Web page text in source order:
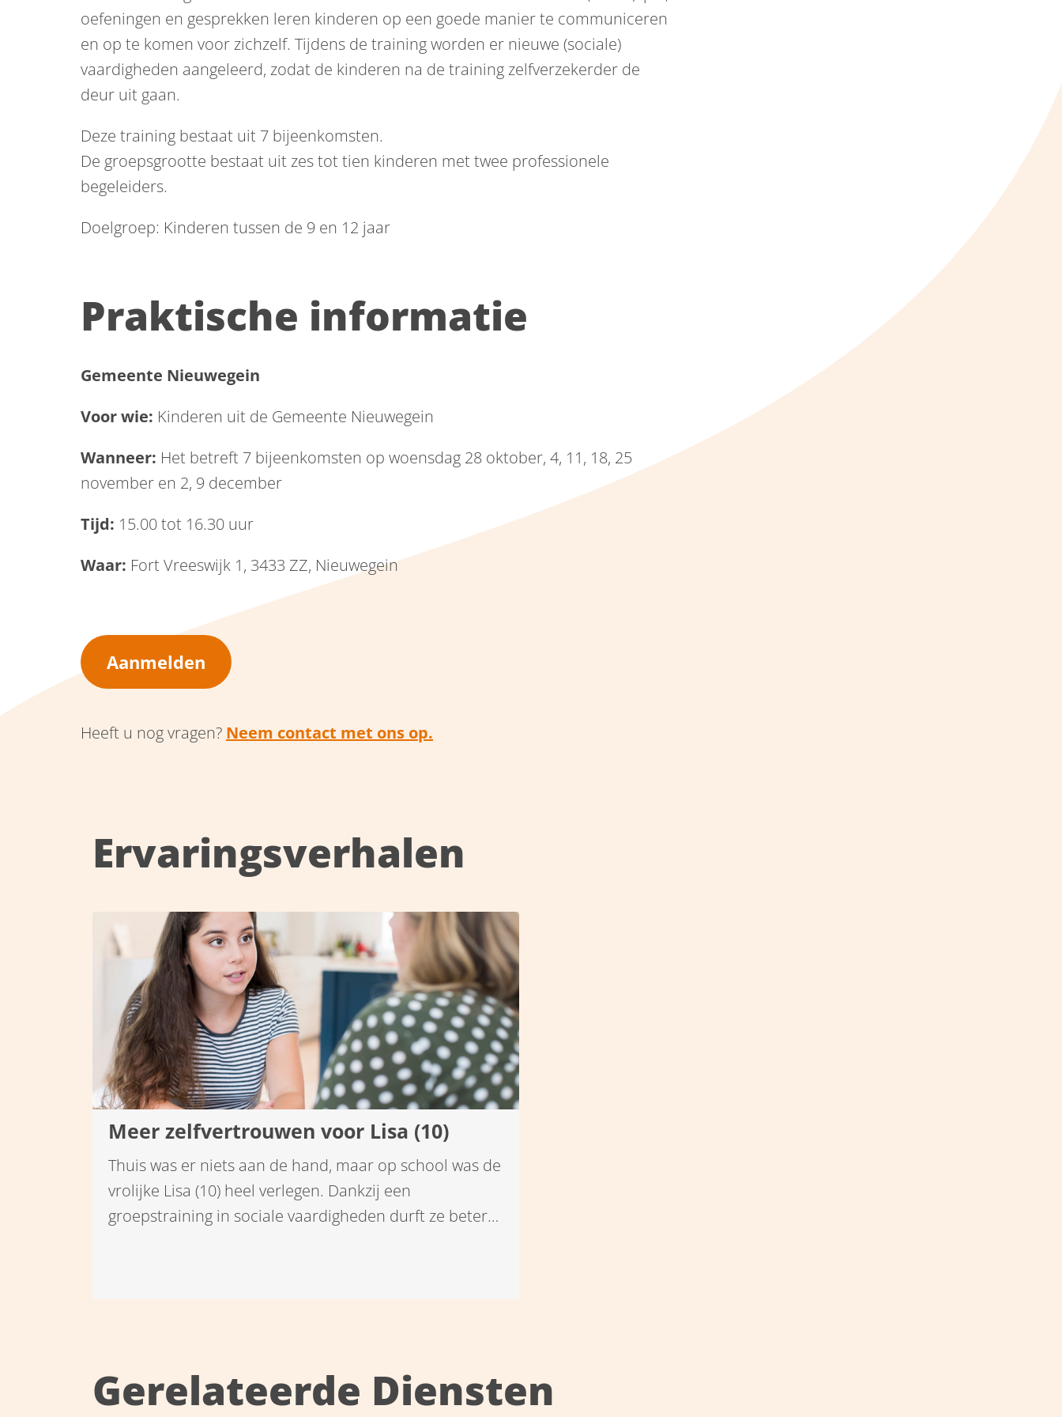
oefeningen en gesprekken leren kinderen op een goede manier te communiceren
en op te komen voor zichzelf. Tijdens de training worden er nieuwe (sociale)
vaardigheden aangeleerd, zodat de kinderen na de training zelfverzekerder de
deur uit gaan.
Deze training bestaat uit 7 bijeenkomsten.
De groepsgrootte bestaat uit zes tot tien kinderen met twee professionele
begeleiders.
Doelgroep: Kinderen tussen de 9 en 12 jaar
Praktische informatie
Gemeente Nieuwegein
Voor wie: Kinderen uit de Gemeente Nieuwegein
Wanneer: Het betreft 7 bijeenkomsten op woensdag 28 oktober, 4, 11, 18, 25
november en 2, 9 december
Tijd: 15.00 tot 16.30 uur
Waar: Fort Vreeswijk 1, 3433 ZZ, Nieuwegein
Aanmelden
Heeft u nog vragen? Neem contact met ons op.
Ervaringsverhalen
Meer zelfvertrouwen voor Lisa (10)
Thuis was er niets aan de hand, maar op school was de
vrolijke Lisa (10) heel verlegen. Dankzij een
groepstraining in sociale vaardigheden durft ze beter
Gerelateerde Diensten